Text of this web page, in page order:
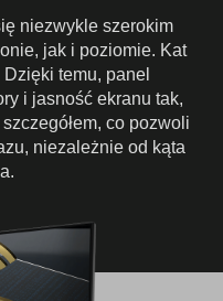
niezwykle szerokim
jak i poziomie. Kat
temu, panel
i jasność ekranu tak,
co pozwoli
niezależnie od kąta